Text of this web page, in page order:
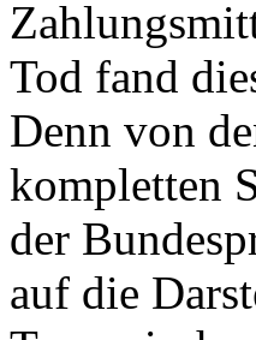
Tod fand
Denn von
kompletten
der
auf die